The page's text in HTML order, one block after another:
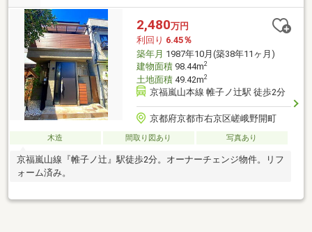
2,480万円
利回り 6.45％
築年月 1987年10月(築38年11ヶ月)
建物面積98.44m2
土地面積49.42m2
京福嵐山本線 帷子ノ辻駅 徒歩2分
京都府京都市右京区嵯峨野開町
木造 間取り図あり 写真あり
京福嵐山線『帷子ノ辻』駅徒歩2分。オーナーチェンジ物件。リフ
ォーム済み。